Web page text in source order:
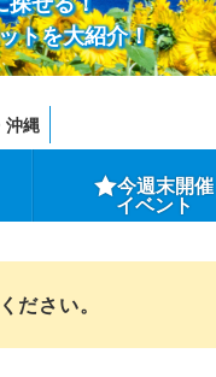
トを大紹介！
沖縄
今週末開催
イベント
ださい。